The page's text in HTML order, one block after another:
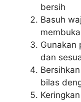
bersih
Basuh
Gunakan
dan
bilas